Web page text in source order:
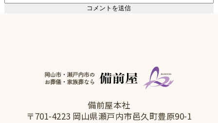
備前屋本社
〒701-4223 岡山県瀬戸内市邑久町豊原90-1